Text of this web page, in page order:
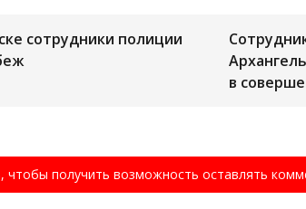
сотрудники полиции
в
чтобы получить возможность оставлять